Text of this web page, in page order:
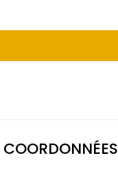
COORDONNÉES